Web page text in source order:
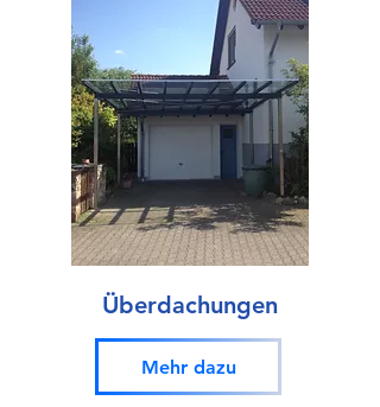
Überdachungen
Mehr dazu